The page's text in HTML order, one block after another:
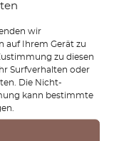
wir
auf Ihrem Gerät zu
zu diesen
Surfverhalten oder
Die Nicht-
kann bestimmte